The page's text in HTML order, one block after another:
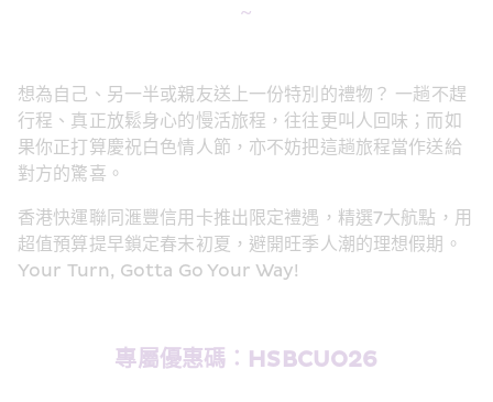
~
想為自己、另一半或親友送上一份特別的禮物？ 一趟不趕
行程、真正放鬆身心的慢活旅程，往往更叫人回味；而如
果你正打算慶祝白色情人節，亦不妨把這趟旅程當作送給
對方的驚喜。
香港快運聯同滙豐信用卡推出限定禮遇，精選7大航點，用
超值預算提早鎖定春末初夏，避開旺季人潮的理想假期。
Your Turn, Gotta Go Your Way!
專屬優惠碼︰HSBCUO26